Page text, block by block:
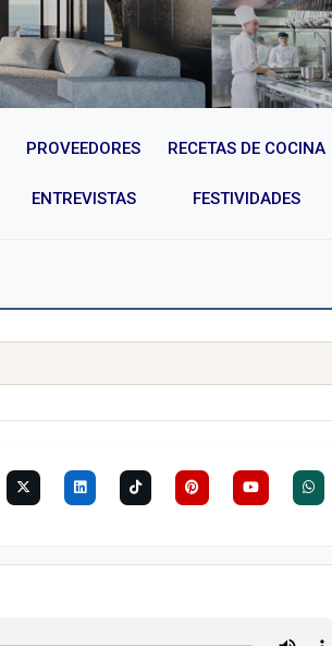
PROVEEDORES RECETAS DE COCINA
ENTREVISTAS FESTIVIDADES